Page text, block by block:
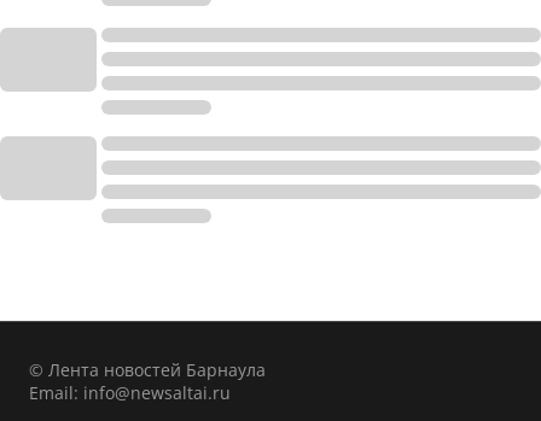
© Лента новостей Барнаула
Email: info@newsaltai.ru